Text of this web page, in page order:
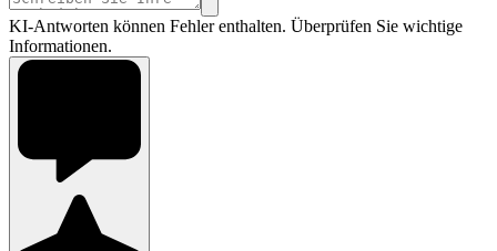
KI-Antworten können Fehler enthalten. Überprüfen Sie wichtige
Informationen.